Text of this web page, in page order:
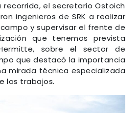
recorrida, el secretario Ostoich
ingenieros de SRK a realizar
y supervisar el frente de
que tenemos prevista
sobre el sector de
que destacó la importancia
mirada técnica especializada
los trabajos.